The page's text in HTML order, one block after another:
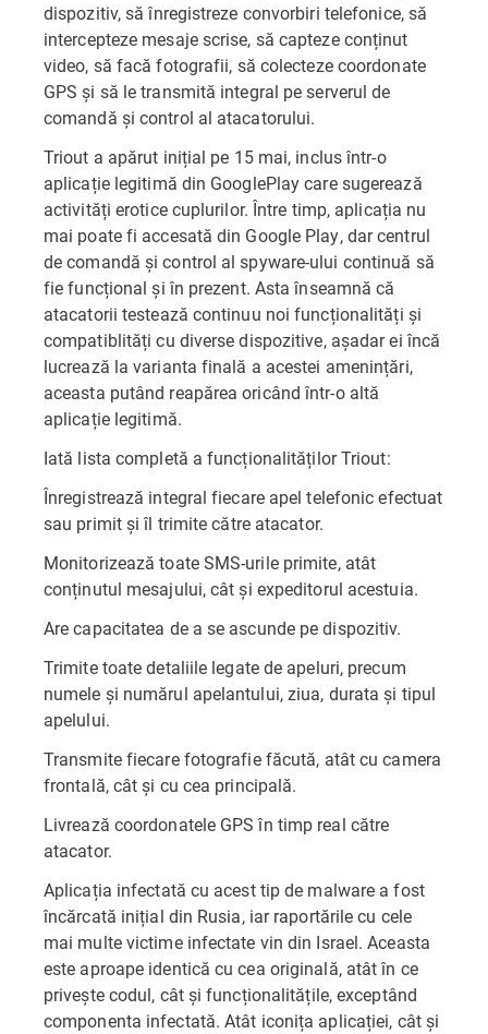
dispozitiv, să înregistreze convorbiri telefonice, să
intercepteze mesaje scrise, să capteze conținut
video, să facă fotografii, să colecteze coordonate
GPS și să le transmită integral pe serverul de
comandă și control al atacatorului.
Triout a apărut inițial pe 15 mai, inclus într-o
aplicație legitimă din GooglePlay care sugerează
activități erotice cuplurilor. Între timp, aplicația nu
mai poate fi accesată din Google Play, dar centrul
de comandă și control al spyware-ului continuă să
fie funcțional și în prezent. Asta înseamnă că
atacatorii testează continuu noi funcționalități și
compatiblități cu diverse dispozitive, așadar ei încă
lucrează la varianta finală a acestei amenințări,
aceasta putând reapărea oricând într-o altă
aplicație legitimă.
Iată lista completă a funcționalităților Triout:
Înregistrează integral fiecare apel telefonic efectuat
sau primit și îl trimite către atacator.
Monitorizează toate SMS-urile primite, atât
conținutul mesajului, cât și expeditorul acestuia.
Are capacitatea de a se ascunde pe dispozitiv.
Trimite toate detaliile legate de apeluri, precum
numele și numărul apelantului, ziua, durata și tipul
apelului.
Transmite fiecare fotografie făcută, atât cu camera
frontală, cât și cu cea principală.
Livrează coordonatele GPS în timp real către
atacator.
Aplicația infectată cu acest tip de malware a fost
încărcată inițial din Rusia, iar raportările cu cele
mai multe victime infectate vin din Israel. Aceasta
este aproape identică cu cea originală, atât în ce
privește codul, cât și funcționalitățile, exceptând
componenta infectată. Atât iconița aplicației, cât și